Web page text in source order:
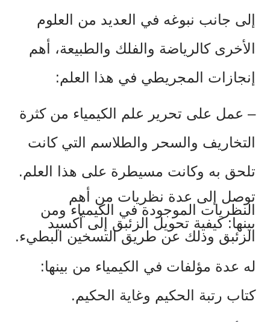
إلى جانب نبوغه في العديد من العلوم
الأخرى كالرياضة والفلك والطبيعة، أهم
إنجازات المجريطي في هذا العلم:
– عمل على تحرير علم الكيمياء من كثرة
التخاريف والسحر والطلاسم التي كانت
تلحق به وكانت مسيطرة على هذا العلم.
توصل إلى عدة نظريات من أهم
النظريات الموجودة في الكيمياء ومن
بينها: كيفية تحويل الزئبق إلى أكسيد
الزئبق وذلك عن طريق التسخين البطيء.
له عدة مؤلفات في الكيمياء من بينها:
كتاب رتبة الحكيم وغاية الحكيم.